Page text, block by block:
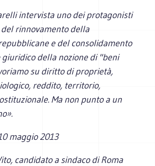
intervista uno dei protagonisti
rinnovamento della
e del consolidamento
della nozione di "beni
su diritto di proprietà,
reddito, territorio,
Ma non punto a un
maggio 2013
candidato a sindaco di Roma